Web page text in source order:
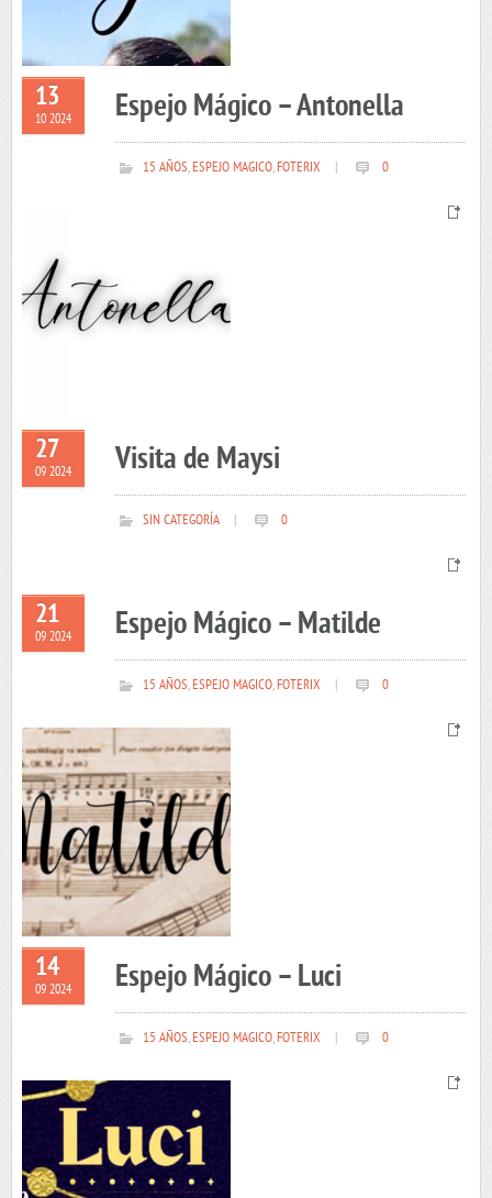
13
10 2024 Espejo Mágico – Antonella
15 AÑOS,ESPEJO MAGICO,FOTERIX 0
27
09 2024 Visita de Maysi
SIN CATEGORÍA 0
21
09 2024 Espejo Mágico – Matilde
15 AÑOS,ESPEJO MAGICO,FOTERIX 0
14
09 2024 Espejo Mágico – Luci
15 AÑOS,ESPEJO MAGICO,FOTERIX 0